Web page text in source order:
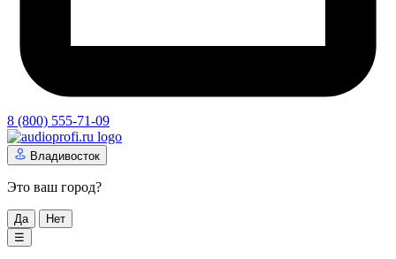
8 (800) 555-71-09
Владивосток
Это ваш город?
Да
Нет
☰